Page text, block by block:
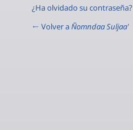
¿Ha olvidado su contraseña?
← Volver aÑomndaa Suljaa'